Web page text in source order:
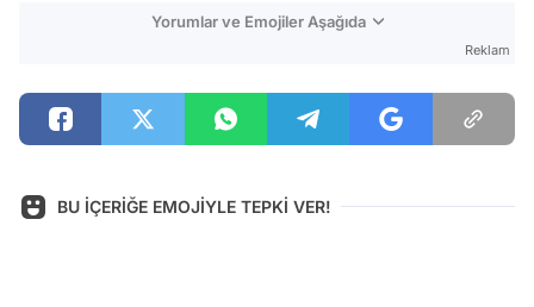
Yorumlar ve Emojiler Aşağıda
Reklam
BU İÇERİĞE EMOJİYLE TEPKİ VER!